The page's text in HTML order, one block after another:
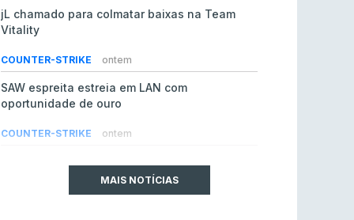
jL chamado para colmatar baixas na Team
Vitality
COUNTER-STRIKE ontem
SAW espreita estreia em LAN com
oportunidade de ouro
COUNTER-STRIKE ontem
do Counter-Strike 2MAIS NOTÍCIAS